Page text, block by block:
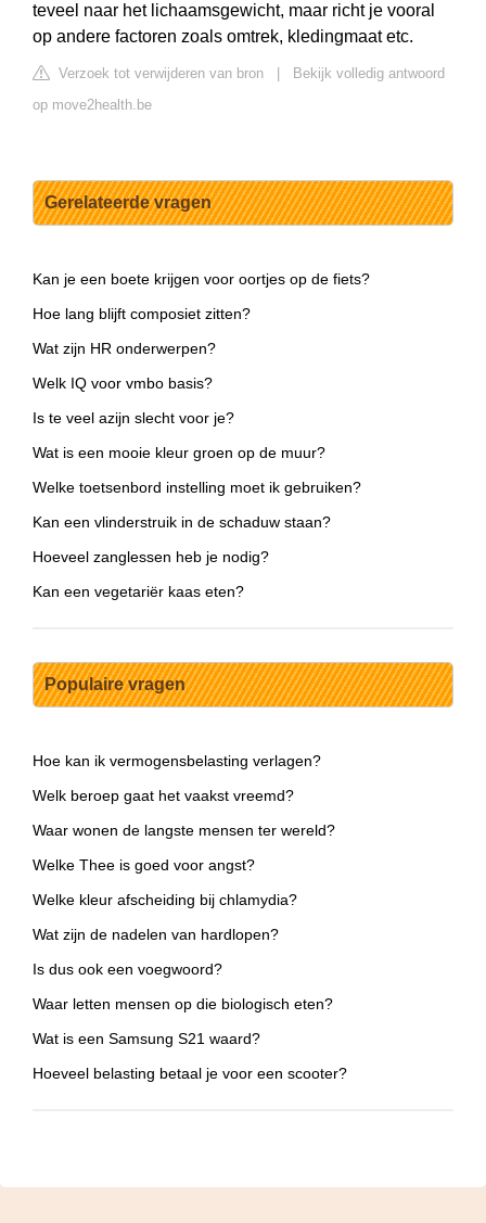
teveel naar het lichaamsgewicht, maar richt je vooral
op andere factoren zoals omtrek, kledingmaat etc.
Verzoek tot verwijderen van bron
Bekijk volledig antwoord
op move2health.be
Gerelateerde vragen
Kan je een boete krijgen voor oortjes op de fiets?
Hoe lang blijft composiet zitten?
Wat zijn HR onderwerpen?
Welk IQ voor vmbo basis?
Is te veel azijn slecht voor je?
Wat is een mooie kleur groen op de muur?
Welke toetsenbord instelling moet ik gebruiken?
Kan een vlinderstruik in de schaduw staan?
Hoeveel zanglessen heb je nodig?
Kan een vegetariër kaas eten?
Populaire vragen
Hoe kan ik vermogensbelasting verlagen?
Welk beroep gaat het vaakst vreemd?
Waar wonen de langste mensen ter wereld?
Welke Thee is goed voor angst?
Welke kleur afscheiding bij chlamydia?
Wat zijn de nadelen van hardlopen?
Is dus ook een voegwoord?
Waar letten mensen op die biologisch eten?
Wat is een Samsung S21 waard?
Hoeveel belasting betaal je voor een scooter?